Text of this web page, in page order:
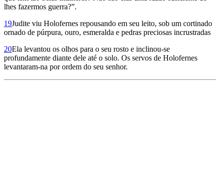
lhes fazermos guerra?”.
19Judite viu Holofernes repousando em seu leito, sob um cortinado
ornado de púrpura, ouro, esmeralda e pedras preciosas incrustradas
20Ela levantou os olhos para o seu rosto e inclinou-se
profundamente diante dele até o solo. Os servos de Holofernes
levantaram-na por ordem do seu senhor.